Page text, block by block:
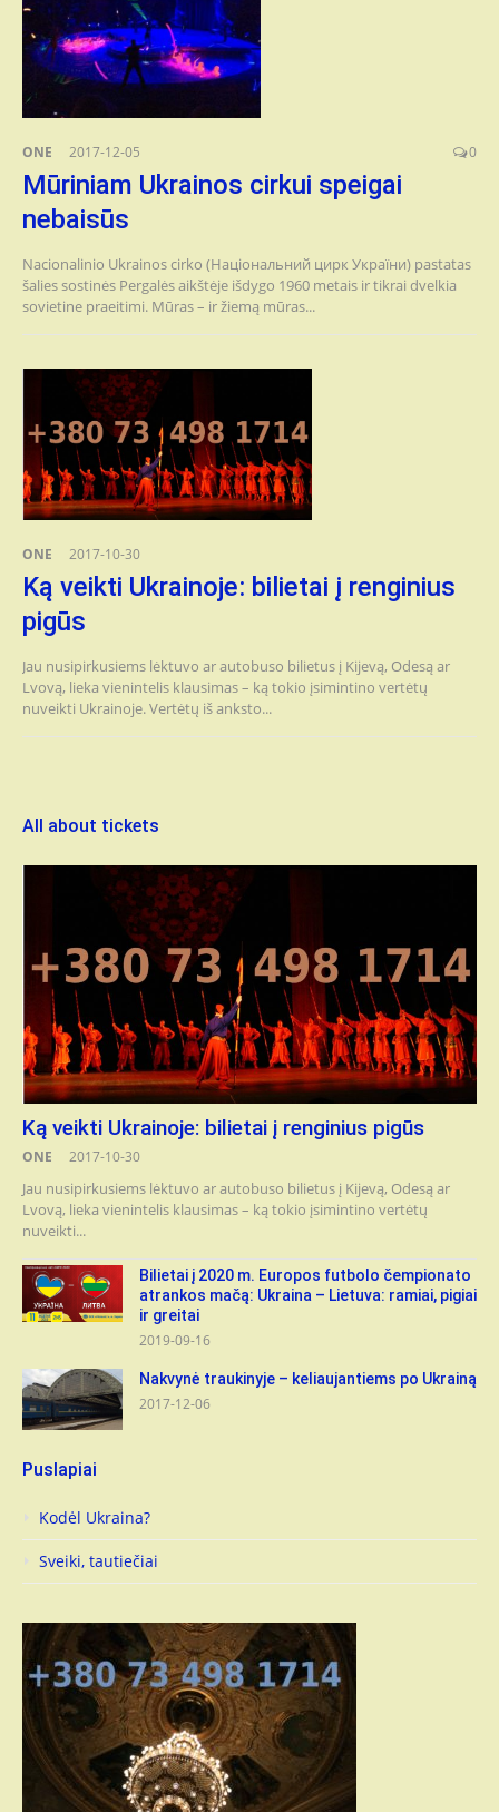
ONE 2017-12-05 0
Mūriniam Ukrainos cirkui speigai
nebaisūs
Nacionalinio Ukrainos cirko (Національний цирк України) pastatas
šalies sostinės Pergalės aikštėje išdygo 1960 metais ir tikrai dvelkia
sovietine praeitimi. Mūras – ir žiemą mūras...
ONE 2017-10-30
Ką veikti Ukrainoje: bilietai į renginius
pigūs
Jau nusipirkusiems lėktuvo ar autobuso bilietus į Kijevą, Odesą ar
Lvovą, lieka vienintelis klausimas – ką tokio įsimintino vertėtų
nuveikti Ukrainoje. Vertėtų iš anksto...
All about tickets
Ką veikti Ukrainoje: bilietai į renginius pigūs
ONE 2017-10-30
Jau nusipirkusiems lėktuvo ar autobuso bilietus į Kijevą, Odesą ar
Lvovą, lieka vienintelis klausimas – ką tokio įsimintino vertėtų
nuveikti...
Bilietai į 2020 m. Europos futbolo čempionato
atrankos mačą: Ukraina – Lietuva: ramiai, pigiai
ir greitai
2019-09-16
Nakvynė traukinyje – keliaujantiems po Ukrainą
2017-12-06
Puslapiai
Kodėl Ukraina?
Sveiki, tautiečiai